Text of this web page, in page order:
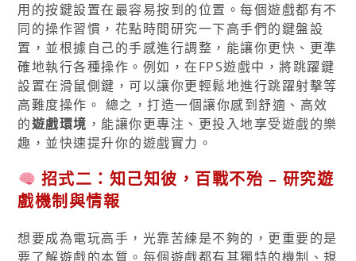
用的按鍵設置在最容易按到的位置。每個遊戲都有不
同的操作習慣，花點時間研究一下高手們的鍵盤設
置，並根據自己的手感進行調整，能讓你更快、更準
確地執行各種操作。例如，在FPS遊戲中，將跳躍鍵
設置在滑鼠側鍵，可以讓你更輕鬆地進行跳躍射擊等
高難度操作。 總之，打造一個讓你感到舒適、高效
的遊戲環境 ，能讓你更專注、更投入地享受遊戲的樂
趣，並快速提升你的遊戲實力。
招式二：知己知彼，百戰不殆 – 研究遊
戲機制與情報
想要成為電玩高手，光靠苦練是不夠的，更重要的是
要了解遊戲的本質。每個遊戲都有其獨特的機制、規